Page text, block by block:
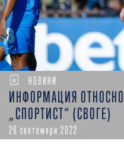
НОВИНИ
ИНФОРМАЦИЯ
„СПОРТИСТ“ (СВОГЕ)
26 септември 2022